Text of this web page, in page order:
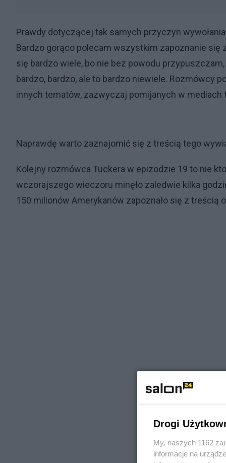
Prawdy dotyczącej tak samych przyczyn
Bardzo gorąco polecam wszystkim zapoznanie się
się bardzo wiele, bo nie bez powodu
bardzo, bardzo, ale to bardzo niewiele. Rozmówcy
innych tematów, zazwyczaj pomijanych w mediach
Naprawdę warto zaznajomić się z treścią tego
Kolejny rozmówca Tuckera w epizodzie 19 to nie
wczorajszego wieczoru minęło zaledwie kilka
150 milionów Amerykanów zapoznało się z treścią
Drogi
My, naszych 1162
informacje na